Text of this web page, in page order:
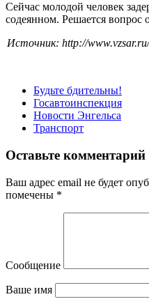
Сейчас молодой человек
содеянном. Решается вопрос
Источник: http://
Будьте бдительны!
Госавтоинспекция
Новости Энгельса
Транспорт
Оставьте комментарий
Ваш адрес email не будет
помечены *
Сообщение
Ваше имя